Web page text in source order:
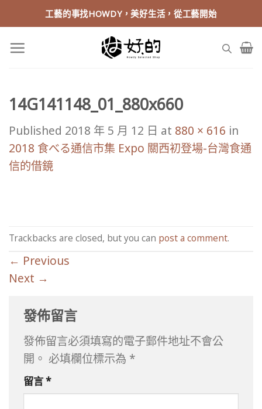
to
content
工藝的事找HOWDY，美好生活，從工藝開始
14G141148_01_880x660
Published 2018 年 5 月 12 日 at 880 × 616 in
2018 食べる通信市集 Expo 關西初登場-台灣食通
信的借鏡
Trackbacks are closed, but you can post a comment.
← Previous
Next →
發佈留言
發佈留言必須填寫的電子郵件地址不會公
開。 必填欄位標示為 *
留言*